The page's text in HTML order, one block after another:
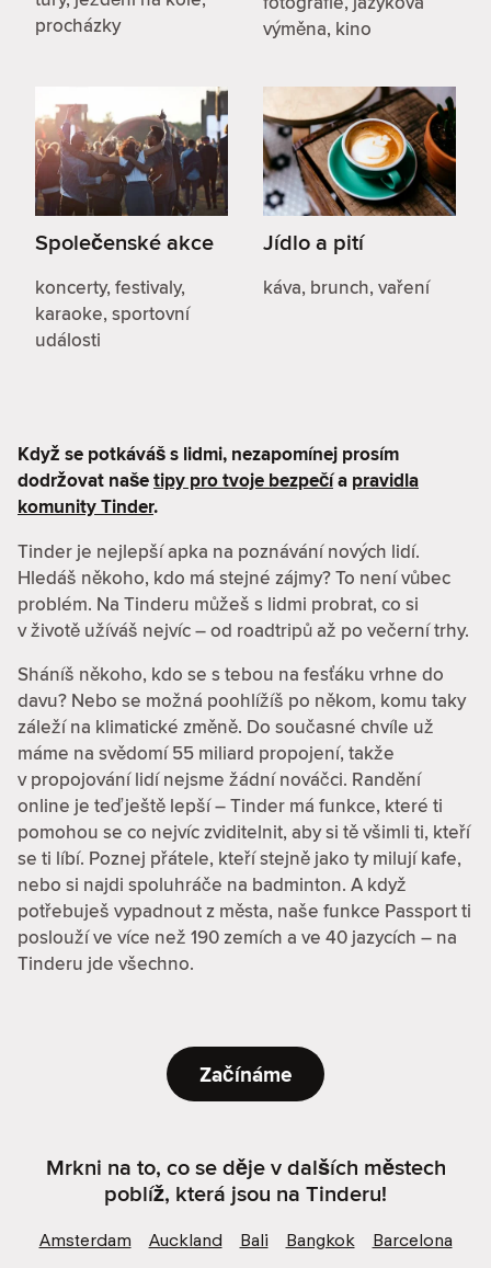
procházky
výměna, kino
Společenské akce
koncerty, festivaly,
karaoke, sportovní
události
Jídlo a pití
káva, brunch, vaření
Když se potkáváš s lidmi, nezapomínej prosím
dodržovat našetipy pro tvoje bezpečía pravidla
komunity Tinder.
Tinder je nejlepší apka na poznávání nových lidí.
Hledáš někoho, kdo má stejné zájmy? To není vůbec
problém. Na Tinderu můžeš s lidmi probrat, co si
v životě užíváš nejvíc – od roadtripů až po večerní trhy.
Sháníš někoho, kdo se s tebou na fesťáku vrhne do
davu? Nebo se možná poohlížíš po někom, komu taky
záleží na klimatické změně. Do současné chvíle už
máme na svědomí 55 miliard propojení, takže
v propojování lidí nejsme žádní nováčci. Randění
online je teď ještě lepší – Tinder má funkce, které ti
pomohou se co nejvíc zviditelnit, aby si tě všimli ti, kteří
se ti líbí. Poznej přátele, kteří stejně jako ty milují kafe,
nebo si najdi spoluhráče na badminton. A když
potřebuješ vypadnout z města, naše funkce Passport ti
poslouží ve více než 190 zemích a ve 40 jazycích – na
Tinderu jde všechno.
Začínáme
Mrkni na to, co se děje v dalších městech
poblíž, která jsou na Tinderu!
Amsterdam Auckland Bali Bangkok
Barcelona